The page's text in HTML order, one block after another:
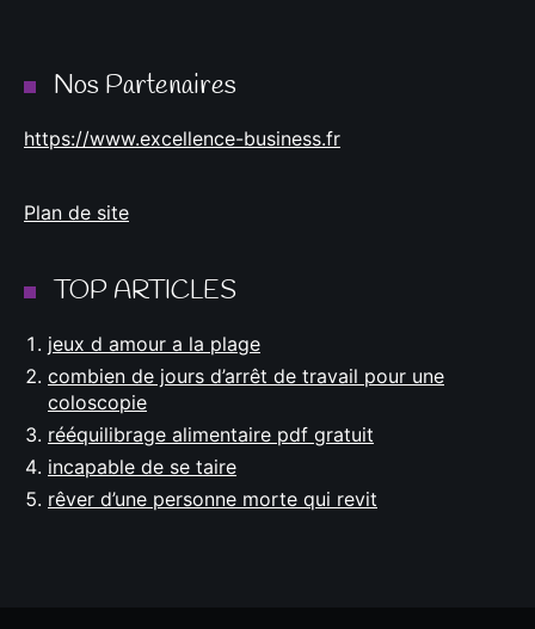
Nos Partenaires
https://www.excellence-business.fr
Plan de site
TOP ARTICLES
jeux d amour a la plage
combien de jours d’arrêt de travail pour une
coloscopie
rééquilibrage alimentaire pdf gratuit
incapable de se taire
rêver d’une personne morte qui revit